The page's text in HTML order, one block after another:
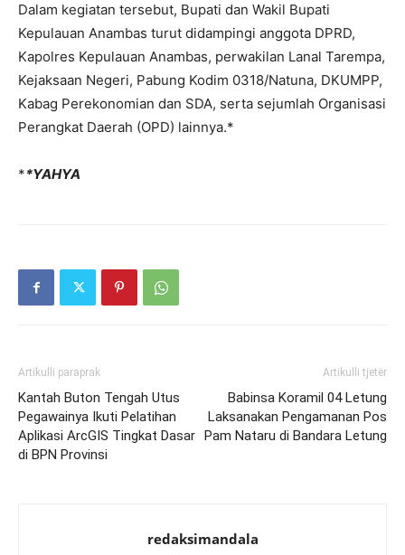
Dalam kegiatan tersebut, Bupati dan Wakil Bupati
Kepulauan Anambas turut didampingi anggota DPRD,
Kapolres Kepulauan Anambas, perwakilan Lanal Tarempa,
Kejaksaan Negeri, Pabung Kodim 0318/Natuna, DKUMPP,
Kabag Perekonomian dan SDA, serta sejumlah Organisasi
Perangkat Daerah (OPD) lainnya.*
**YAHYA
Artikulli paraprak
Kantah Buton Tengah Utus
Pegawainya Ikuti Pelatihan
Aplikasi ArcGIS Tingkat Dasar
di BPN Provinsi
Artikulli tjetër
Babinsa Koramil 04 Letung
Laksanakan Pengamanan Pos
Pam Nataru di Bandara Letung
redaksimandala